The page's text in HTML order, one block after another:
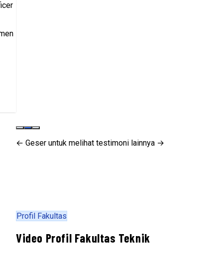
← Geser untuk melihat testimoni lainnya →
Profil Fakultas
Video Profil Fakultas Teknik